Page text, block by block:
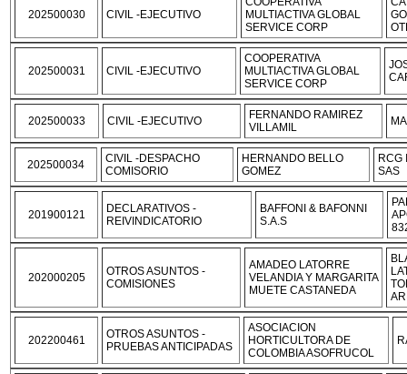
202500030 CIVIL -EJECUTIVO
MULTIACTIVA GLOBAL
SERVICE CORP
202500031 CIVIL -EJECUTIVO
COOPERATIVA
MULTIACTIVA GLOBAL
SERVICE CORP
202500033 CIVIL -EJECUTIVO
FERNANDO RAMIREZ
VILLAMIL
202500034
CIVIL -DESPACHO
COMISORIO
HERNANDO BELLO
GOMEZ
RCG
SAS
201900121
DECLARATIVOS -
REIVINDICATORIO
BAFFONI & BAFONNI
S.A.S
202000205
OTROS ASUNTOS -
COMISIONES
AMADEO LATORRE
VELANDIA Y MARGARITA
MUETE CASTANEDA
202200461
OTROS ASUNTOS -
PRUEBAS ANTICIPADAS
ASOCIACION
HORTICULTORA DE
COLOMBIA ASOFRUCOL